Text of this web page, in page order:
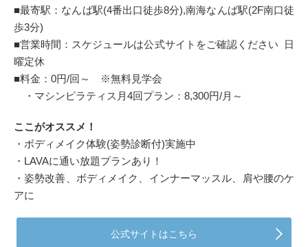
■最寄駅：なんば駅(4番出口徒歩8分),南海なんば駅(2F南口徒
歩3分)
■営業時間：スケジュールは公式サイトをご確認ください 日
曜定休
■料金：0円/回～ ※無料見学会
・マシンピラティス月4回プラン：8,300円/月～
ここがオススメ！
・ボディメイク体験(姿勢診断付)実施中
・LAVAに通い放題プランあり！
・姿勢改善、ボディメイク、インナーマッスル、肩や腰のケ
アに
公式サイトはこちら